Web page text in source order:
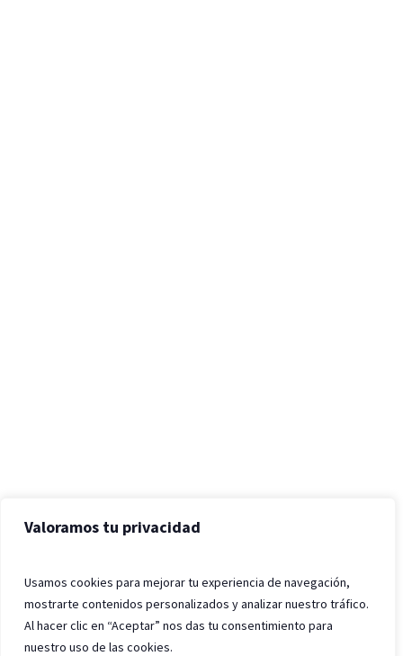
Valoramos tu privacidad
Usamos cookies para mejorar tu experiencia de navegación,
mostrarte contenidos personalizados y analizar nuestro tráfico.
Al hacer clic en “Aceptar” nos das tu consentimiento para
nuestro uso de las cookies.